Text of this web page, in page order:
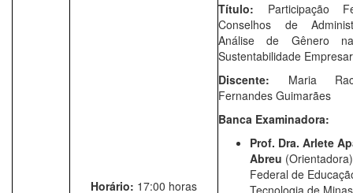
Horário: 17:00 horas
Título: Participação
Conselhos de
Análise de Gênero
Sustentabilidade
Discente: Maria
Fernandes Guimarães
Banca Examinadora:
Prof. Dra. Arlete
Abreu
Federal de
Tecnologia de